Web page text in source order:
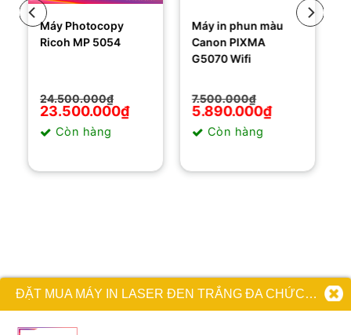
Máy Photocopy
Ricoh MP 5054
24.500.000₫
Giá
gốc
24.500.000₫.
23.500.000₫
Giá
hiện
là: Còn hàng
Máy in phun màu
Canon PIXMA
G5070 Wifi
7.500.000₫
Giá
gốc
là:
7.500.000₫.
5.890.000₫
Giá
hiện
tại
là:Sản
chọn
có
Còn hàng
ĐẶT MUA MÁY IN LASER ĐEN TRẮNG ĐA CHỨC NĂNG HP 137FNW - 4ZB84A